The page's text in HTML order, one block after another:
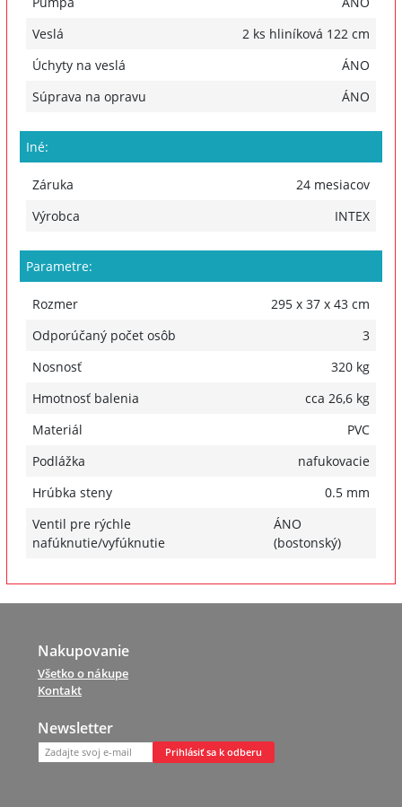
Veslá
2 ks hliníková 122 cm
Úchyty na veslá
ÁNO
Súprava na opravu
ÁNO
Iné:
Záruka
24 mesiacov
Výrobca
INTEX
Parametre:
Rozmer
295 x 37 x 43 cm
Odporúčaný počet osôb
3
Nosnosť
320 kg
Hmotnosť balenia
cca 26,6 kg
Materiál
PVC
Podlážka
nafukovacie
Hrúbka steny
0.5 mm
Ventil pre rýchle
nafúknutie/vyfúknutie
ÁNO
(bostonský)
Nakupovanie
Všetko o nákupe
Kontakt
Newsletter
Prihlásiť sa k odberu